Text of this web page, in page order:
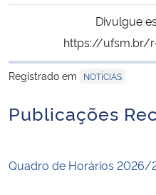
Gabinete de Segurança Institucional
Advocacia-Geral da União
Banco Central do Brasil
Divulgue
https://ufsm.br/
Registrado em
NOTÍCIAS
Publicações
Quadro de Horários 2026/